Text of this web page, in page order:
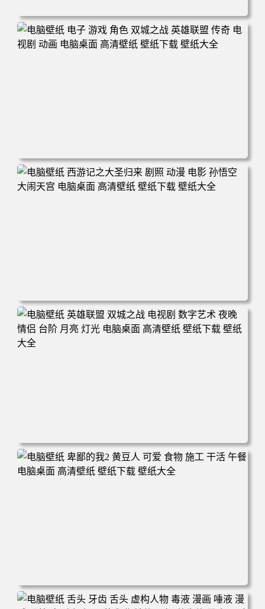
电脑壁纸 爱情公寓5 张伟 专业团队 电脑桌面 高清壁纸 壁纸
下载 壁纸大全
电脑壁纸 电子 游戏 角色 双城之战 英雄联盟 传奇 电视剧 动
画 电脑桌面 高清壁纸 壁纸下载 壁纸大全
电脑壁纸 西游记之大圣归来 剧照 动漫 电影 孙悟空 大闹天
宫 电脑桌面 高清壁纸 壁纸下载 壁纸大全
电脑壁纸 英雄联盟 双城之战 电视剧 数字艺术 夜晚 情侣 台
阶 月亮 灯光 电脑桌面 高清壁纸 壁纸下载 壁纸大全
电脑壁纸 卑鄙的我2 黄豆人 可爱 食物 施工 干活 午餐 电脑